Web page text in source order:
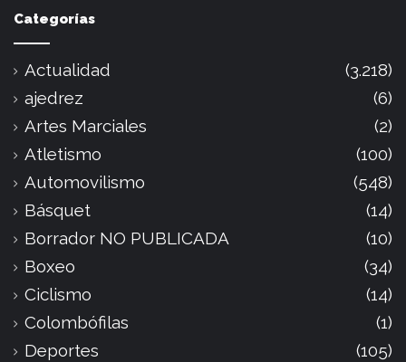
Categorías
Actualidad
(3.218)
ajedrez
(6)
Artes Marciales
(2)
Atletismo
(100)
Automovilismo
(548)
Básquet
(14)
Borrador NO PUBLICADA
(10)
Boxeo
(34)
Ciclismo
(14)
Colombófilas
(1)
Deportes
(105)